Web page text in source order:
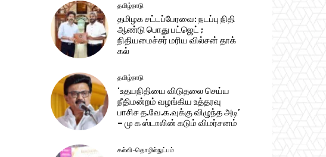
தமிழ்நாடு
தமிழக சட்டப்பேரவை: நடப்பு நிதி
ஆண்​டு பொது பட்ஜெட் ;
நிதியமைச்சர் மரிய வில்சன் தாக்​
கல்
தமிழ்நாடு
‘உதயநிதியை விடுதலை செய்ய
நீதிமன்றம் வழங்கிய உத்தரவு
பாசிச த.வே.க.வுக்கு விழுந்த அடி’
– மு க ஸ்டாலின் கடும் விமர்சனம்
கல்வி-தொழில்நுட்பம்